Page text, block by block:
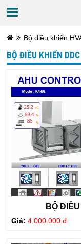
Bộ điều khiển
BỘ ĐIỀU KHIỂN
BỘ
Giá: 4.000.000 đ